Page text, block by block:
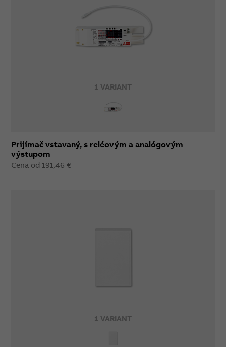
1 VARIANT
Prijímač vstavaný, s reléovým a analógovým
výstupom
Cena od 191,46 €
1 VARIANT